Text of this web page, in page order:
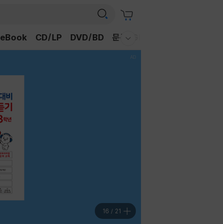
eBook CD/LP DVD/BD 문구/GIFT
16 / 21